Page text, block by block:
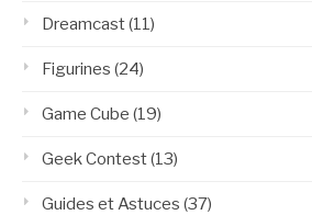
Dreamcast(11)
Figurines (24)
Game Cube (19)
Geek Contest(13)
Guides et Astuces (37)